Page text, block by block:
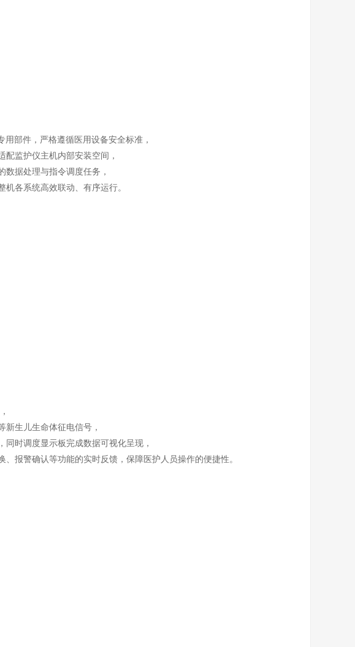
用部件，严格遵循医用设备安全标准，
监护仪主机内部安装空间，
据处理与指令调度任务，
各系统高效联动、有序运行。
生儿生命体征电信号，
时调度显示板完成数据可视化呈现，
报警确认等功能的实时反馈，保障医护人员操作的便捷性。